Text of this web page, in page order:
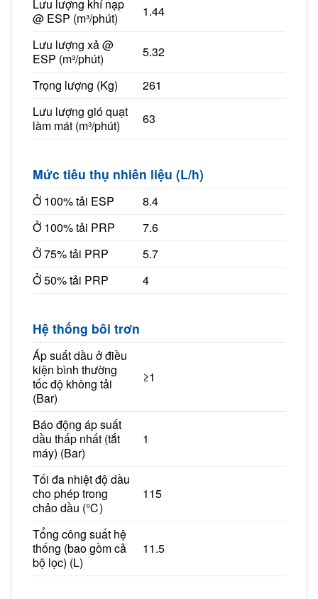
Lưu lượng khí nạp
@ ESP (m³/phút)
1.44
Lưu lượng xả @
ESP (m³/phút)
5.32
Trọng lượng (Kg)
261
Lưu lượng gió quạt
làm mát (m³/phút)
63
Mức tiêu thụ nhiên liệu (L/h)
Ở 100% tải ESP
8.4
Ở 100% tải PRP
7.6
Ở 75% tải PRP
5.7
Ở 50% tải PRP
4
Hệ thống bôi trơn
Áp suất dầu ở điều
kiện bình thường
tốc độ không tải
(Bar)
≥1
Báo động áp suất
dầu thấp nhất (tắt
máy) (Bar)
1
Tối đa nhiệt độ dầu
cho phép trong
chảo dầu (℃)
115
Tổng công suất hệ
thống (bao gồm cả
bộ lọc) (L)
11.5